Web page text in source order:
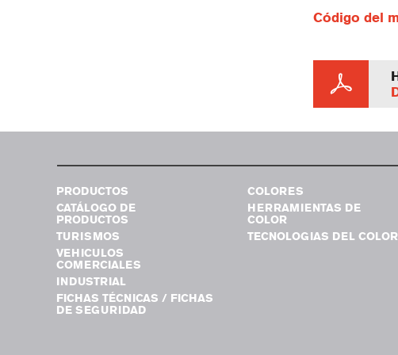
Código del
PRODUCTOS
CATÁLOGO DE
PRODUCTOS
TURISMOS
VEHICULOS
COMERCIALES
INDUSTRIAL
FICHAS TÉCNICAS / FICHAS
DE SEGURIDAD
COLORES
HERRAMIENTAS DE
COLOR
TECNOLOGIAS DEL COLOR